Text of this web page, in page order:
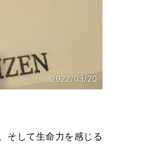
そして生命力を感じる